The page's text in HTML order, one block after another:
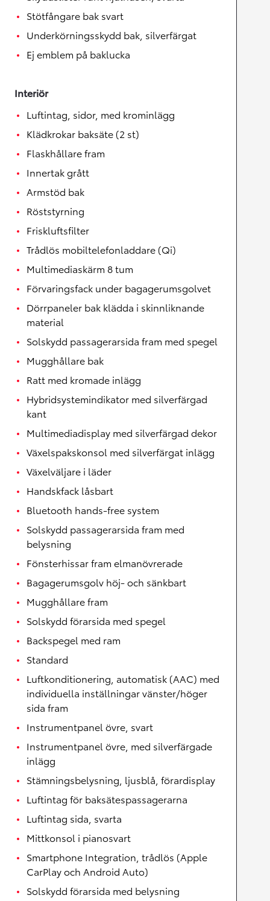
Stötfångare bak svart
Underkörningsskydd bak, silverfärgat
Ej emblem på baklucka
Interiör
Luftintag, sidor, med krominlägg
Klädkrokar baksäte (2 st)
Flaskhållare fram
Innertak grått
Armstöd bak
Röststyrning
Friskluftsfilter
Trådlös mobiltelefonladdare (Qi)
Multimediaskärm 8 tum
Förvaringsfack under bagagerumsgolvet
Dörrpaneler bak klädda i skinnliknande
material
Solskydd passagerarsida fram med spegel
Mugghållare bak
Ratt med kromade inlägg
Hybridsystemindikator med silverfärgad
kant
Multimediadisplay med silverfärgad dekor
Växelspakskonsol med silverfärgat inlägg
Växelväljare i läder
Handskfack låsbart
Bluetooth hands-free system
Solskydd passagerarsida fram med
belysning
Fönsterhissar fram elmanövrerade
Bagagerumsgolv höj- och sänkbart
Mugghållare fram
Solskydd förarsida med spegel
Backspegel med ram
Standard
Luftkonditionering, automatisk (AAC) med
individuella inställningar vänster/höger
sida fram
Instrumentpanel övre, svart
Instrumentpanel övre, med silverfärgade
inlägg
Stämningsbelysning, ljusblå, förardisplay
Luftintag för baksätespassagerarna
Luftintag sida, svarta
Mittkonsol i pianosvart
Smartphone Integration, trådlös (Apple
CarPlay och Android Auto)
Solskydd förarsida med belysning